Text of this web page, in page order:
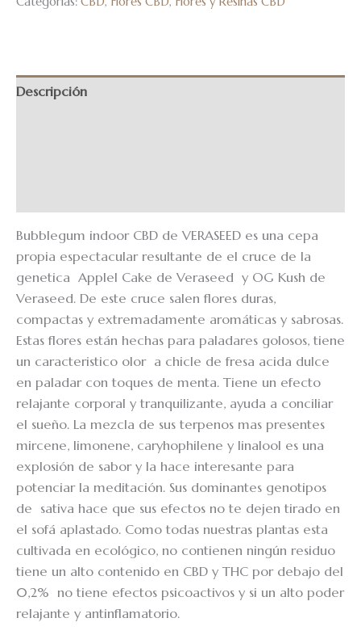
Descripción
Bubblegum indoor CBD de VERASEED es una cepa
propia espectacular resultante de el cruce de la
genetica Applel Cake de Veraseed y OG Kush de
Veraseed. De este cruce salen flores duras,
compactas y extremadamente aromáticas y sabrosas.
Estas flores están hechas para paladares golosos, tiene
un caracteristico olor a chicle de fresa acida dulce
en paladar con toques de menta. Tiene un efecto
relajante corporal y tranquilizante, ayuda a conciliar
el sueño. La mezcla de sus terpenos mas presentes
mircene, limonene, caryhophilene y linalool es una
explosión de sabor y la hace interesante para
potenciar la meditación. Sus dominantes genotipos
de sativa hace que sus efectos no te dejen tirado en
el sofá aplastado. Como todas nuestras plantas esta
cultivada en ecológico, no contienen ningún residuo
tiene un alto contenido en CBD y THC por debajo del
0,2% no tiene efectos psicoactivos y si un alto poder
relajante y antinflamatorio.